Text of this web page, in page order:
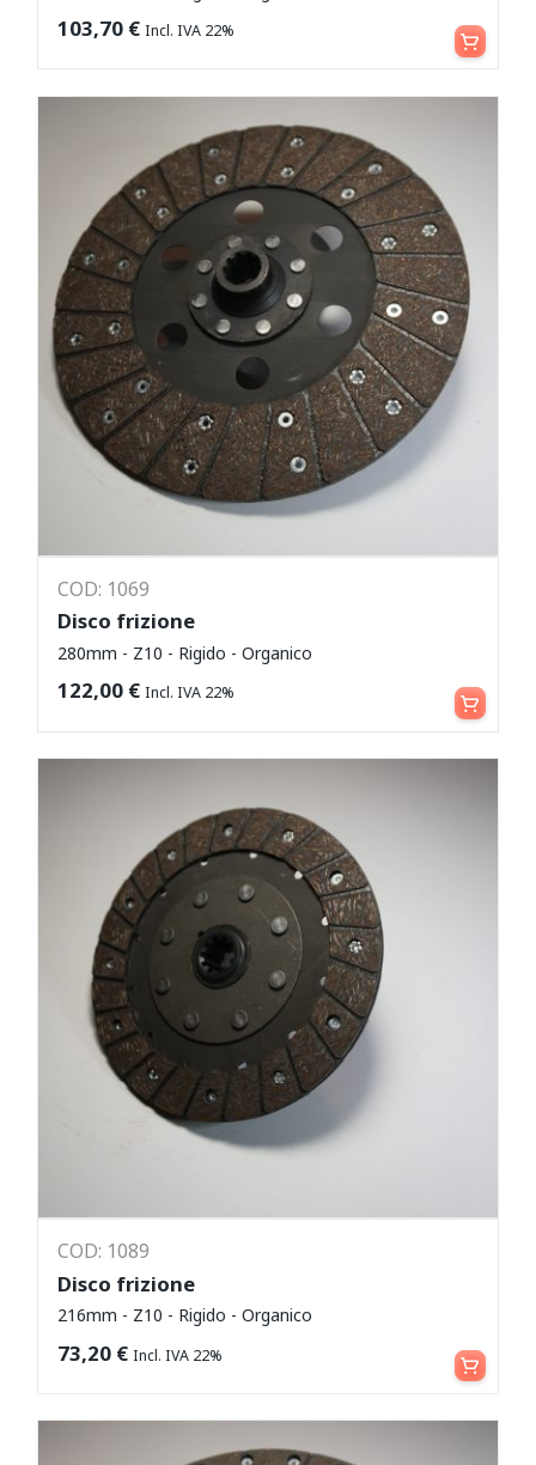
103,70 € Incl. IVA 22% Aggiungi al carrello
COD: 1069
Disco frizione
280mm - Z10 - Rigido - Organico
122,00 € Incl. IVA 22% Aggiungi al carrello
COD: 1089
Disco frizione
216mm - Z10 - Rigido - Organico
73,20 € Incl. IVA 22% Aggiungi al carrello